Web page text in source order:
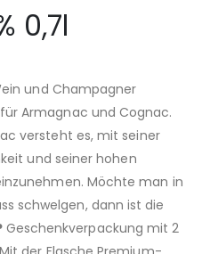
0,7l
und Champagner
Armagnac und Cognac.
versteht es, mit seiner
und seiner hohen
Möchte man in
schwelgen, dann ist die
Geschenkverpackung mit 2